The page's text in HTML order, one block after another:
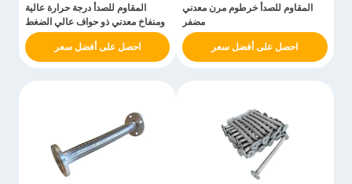
المقاوم للصدأ خرطوم مرن معدني
مضفر
احصل على أفضل سعر
المقاوم للصدأ درجة حرارة عالية
ومنفاخ معدني ذو حواف عالي الضغط
احصل على أفضل سعر